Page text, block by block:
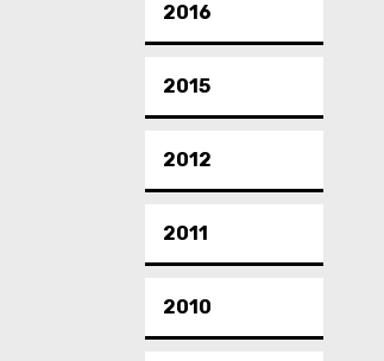
2016
2015
2012
2011
2010